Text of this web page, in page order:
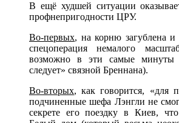
В ещё худшей ситуации
профнепригодности ЦРУ.
Во-первых, на корню загублена и
спецоперация немалого
возможно в эти самые минуты
следует» связной Бреннана).
Во-вторых, как говорится, «для
подчиненные шефа Лэнгли не
секрете его поездку в Киев, что